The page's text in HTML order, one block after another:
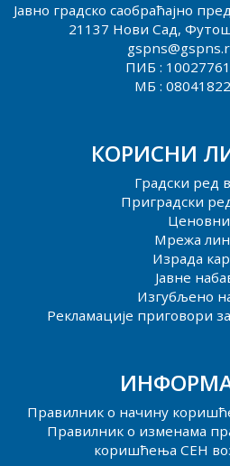
Јавно градско саобраћајно
21137 Нови Сад,
ПИБ :
МБ : 08041822
КОРИСНИ
Градски ред
Приградски
Мрежа
Израда
Јавне
Изгубљено
Рекламације приговори
Правилник о начину
Правилник о изменама
коришћења СЕН